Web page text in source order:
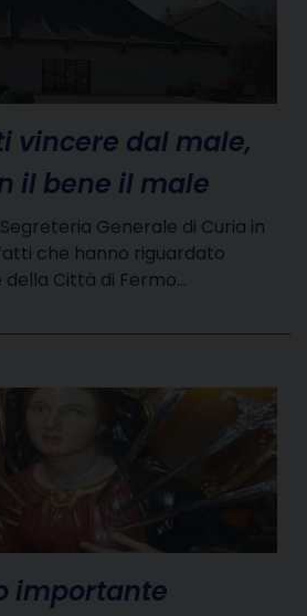
vincere dal male,
il bene il male
Generale di Curia in
che hanno riguardato
Città di Fermo…
importante